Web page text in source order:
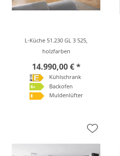
L-Küche 51.230 GL 3 525,
holzfarben
14.990,00 € *
Kühlschrank
Backofen
Muldenlüfter